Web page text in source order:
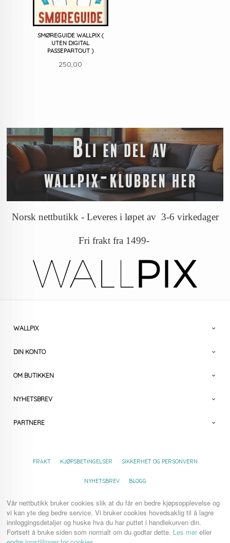
SMØREGUIDE WALLPIX (
UTEN DIGITAL
PASSEPARTOUT )
Pris
250,00
Norsk nettbutikk - Leveres i løpet av 3-6 virkedager
Fri frakt fra 1499-
WALLPIX
DIN KONTO
OM BUTIKKEN
NYHETSBREV
PARTNERE
FRAKT KJØPSBETINGELSER SIKKERHET OG PERSONVERN
NYHETSBREV BLOGG
Vår nettbutikk bruker cookies slik at du får en bedre kjøpsopplevelse og
vi kan yte deg bedre service. Vi bruker cookies hovedsaklig til å lagre
innloggingsdetaljer og huske hva du har puttet i handlekurven din.
Fortsett å bruke siden som normalt om du godtar dette. Les mereller